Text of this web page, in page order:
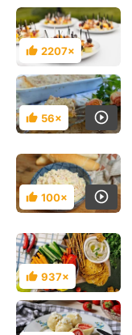
Hodnocení
2207×
Hodnocení
56×
Hodnocení
100×
Hodnocení
937×